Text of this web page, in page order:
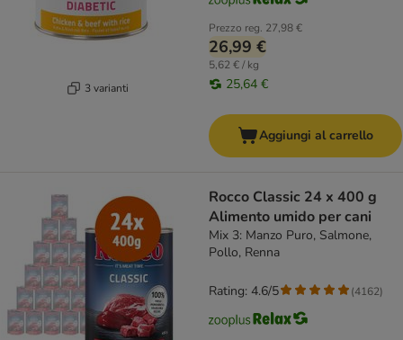
3 varianti
Prezzo reg. 27,98 €
26,99 €
5,62 € / kg
25,64 €
Aggiungi al carrello
Rocco Classic 24 x 400 g
Alimento umido per cani
Mix 3: Manzo Puro, Salmone,
Pollo, Renna
Rating: 4.6/5 (4162)